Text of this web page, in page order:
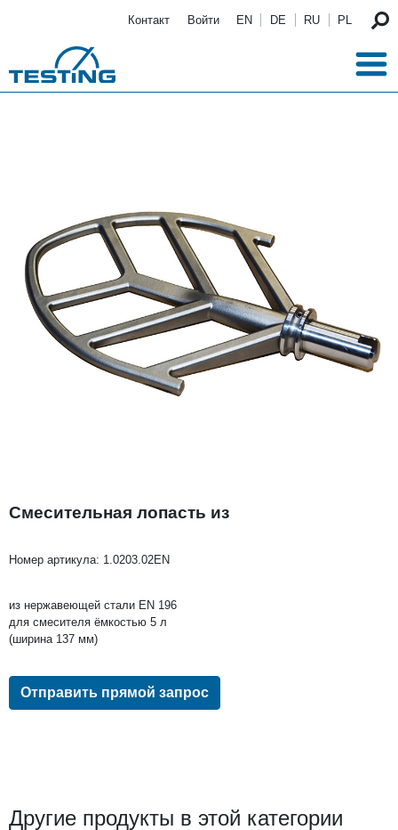
Контакт Войти EN DE RU PL
Смесительная лопасть из
Номер артикула: 1.0203.02EN
из нержавеющей стали EN 196
для смесителя ёмкостью 5 л
(ширина 137 мм)
Отправить прямой запрос
Другие продукты в этой категории